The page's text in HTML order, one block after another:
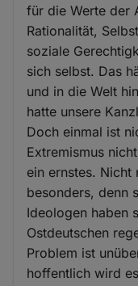
für die Werte der
Rationalität,
soziale
sich selbst. Das
und in die Welt
hatte unsere
Doch einmal ist
Extremismus
ein ernstes. Nicht
besonders, denn
Ideologen haben
Ostdeutschen
Problem ist
hoffentlich wird